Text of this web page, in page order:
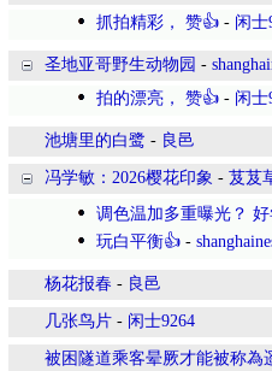
抓拍精彩， 赞👍 - 闲士
圣地亚哥野生动物园 -
拍的漂亮， 赞👍 - 闲士
池塘里的白鹭 - 良邑
冯学敏：2026樱花印象 - 芨芨
调色温加多重曝光？ 好
玩白平衡👍 -
杨花报春 - 良邑
几张鸟片 - 闲士9264
被困隧道乘客晕厥才能被称為